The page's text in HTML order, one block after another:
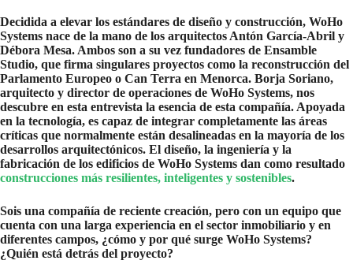
Decidida a elevar los estándares de diseño y construcción, WoHo
Systems nace de la mano de los arquitectos Antón García-Abril y
Débora Mesa. Ambos son a su vez fundadores de Ensamble
Studio, que firma singulares proyectos como la reconstrucción del
Parlamento Europeo o Can Terra en Menorca. Borja Soriano,
arquitecto y director de operaciones de WoHo Systems, nos
descubre en esta entrevista la esencia de esta compañía. Apoyada
en la tecnología, es capaz de integrar completamente las áreas
críticas que normalmente están desalineadas en la mayoría de los
desarrollos arquitectónicos. El diseño, la ingeniería y la
fabricación de los edificios de WoHo Systems dan como resultado
construcciones más resilientes, inteligentes y sostenibles.
Sois una compañía de reciente creación, pero con un equipo que
cuenta con una larga experiencia en el sector inmobiliario y en
diferentes campos, ¿cómo y por qué surge WoHo Systems?
¿Quién está detrás del proyecto?